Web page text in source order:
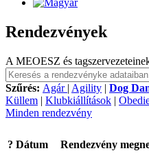
Rendezvények
A MEOESZ és
Szűrés: Agár | Agility | Dog
Küllem | Klubkiállítások |
Minden rendezvény
? Dátum Rendezvény